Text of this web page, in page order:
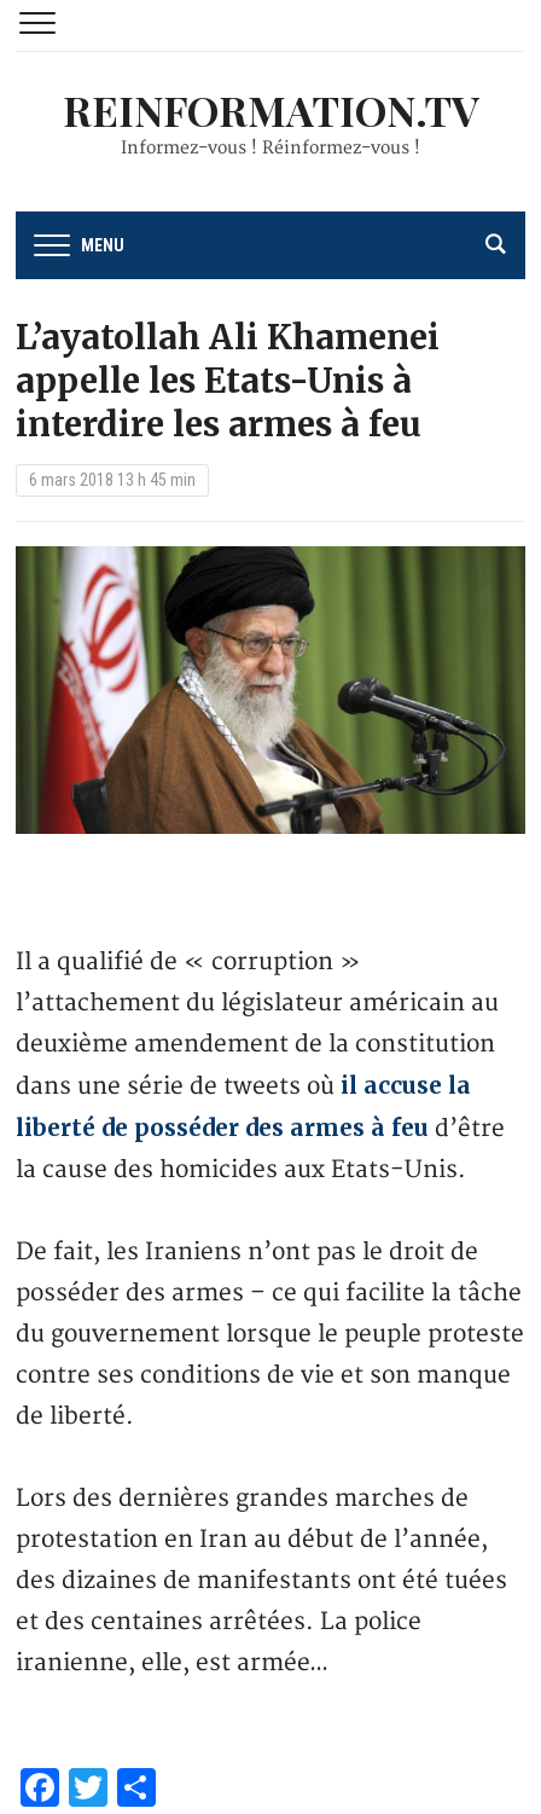
REINFORMATION.TV
Informez-vous ! Réinformez-vous !
MENU
L’ayatollah Ali Khamenei
appelle les Etats-Unis à
interdire les armes à feu
6 mars 2018 13 h 45 min
Il a qualifié de « corruption »
l’attachement du législateur américain au
deuxième amendement de la constitution
dans une série de tweets où il accuse la
liberté de posséder des armes à feu d’être
la cause des homicides aux Etats-Unis.
De fait, les Iraniens n’ont pas le droit de
posséder des armes – ce qui facilite la tâche
du gouvernement lorsque le peuple proteste
contre ses conditions de vie et son manque
de liberté.
Lors des dernières grandes marches de
protestation en Iran au début de l’année,
des dizaines de manifestants ont été tuées
et des centaines arrêtées. La police
iranienne, elle, est armée…
Facebook
Twitter